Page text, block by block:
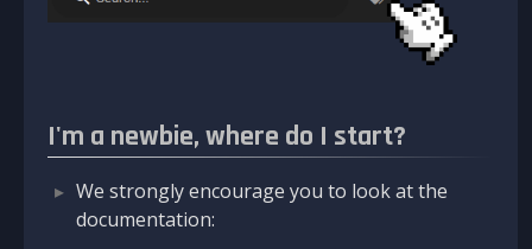
I'm a newbie, where do I start?
We strongly encourage you to look at the
documentation: